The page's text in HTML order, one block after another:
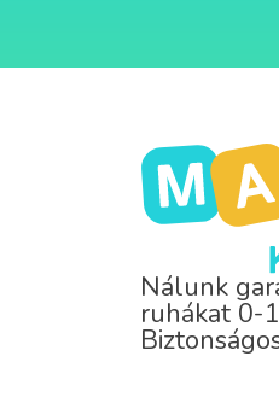
Nálunk
ruhákat 0-